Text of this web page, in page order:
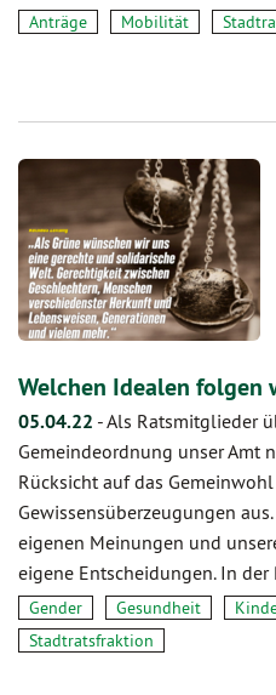
Anträge Mobilität
Welchen Idealen folgen
05.04.22 -Als Ratsmitglieder
Gemeindeordnung unser Amt
Rücksicht auf das
Gewissensüberzeugungen
eigenen Meinungen und
eigene Entscheidungen. In
Gender Gesundheit
Stadtratsfraktion